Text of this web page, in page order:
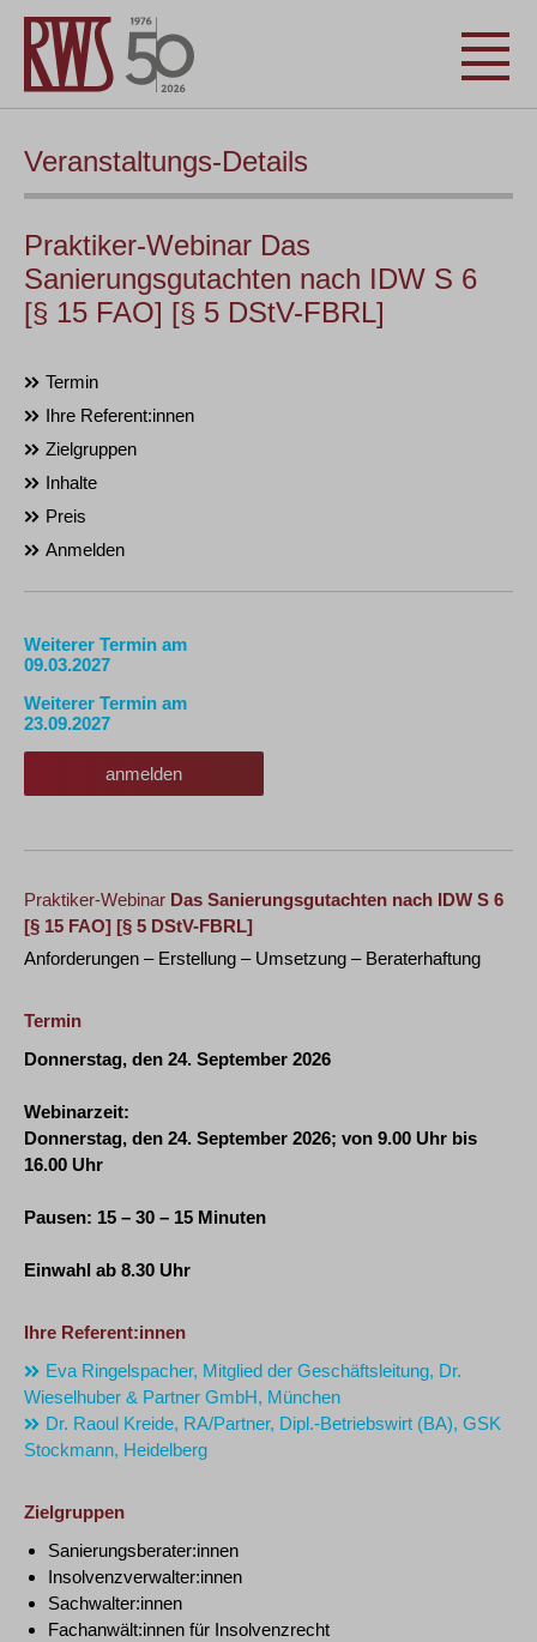
Veranstaltungs-Details
Praktiker-Webinar Das
Sanierungsgutachten nach IDW S 6
[§ 15 FAO] [§ 5 DStV-FBRL]
Termin
Ihre Referent:innen
Zielgruppen
Inhalte
Preis
Anmelden
Weiterer Termin am
09.03.2027
Weiterer Termin am
23.09.2027
anmelden
Praktiker-Webinar Das Sanierungsgutachten nach IDW S 6
[§ 15 FAO] [§ 5 DStV-FBRL]
Anforderungen – Erstellung – Umsetzung – Beraterhaftung
Termin
Donnerstag, den 24. September 2026
Webinarzeit:
Donnerstag, den 24. September 2026; von 9.00 Uhr bis
16.00 Uhr
Pausen: 15 – 30 – 15 Minuten
Einwahl ab 8.30 Uhr
Ihre Referent:innen
Eva Ringelspacher, Mitglied der Geschäftsleitung, Dr.
Wieselhuber & Partner GmbH, München
Dr. Raoul Kreide, RA/Partner, Dipl.-Betriebswirt (BA), GSK
Stockmann, Heidelberg
Zielgruppen
Sanierungsberater:innen
Insolvenzverwalter:innen
Sachwalter:innen
Fachanwält:innen für Insolvenzrecht